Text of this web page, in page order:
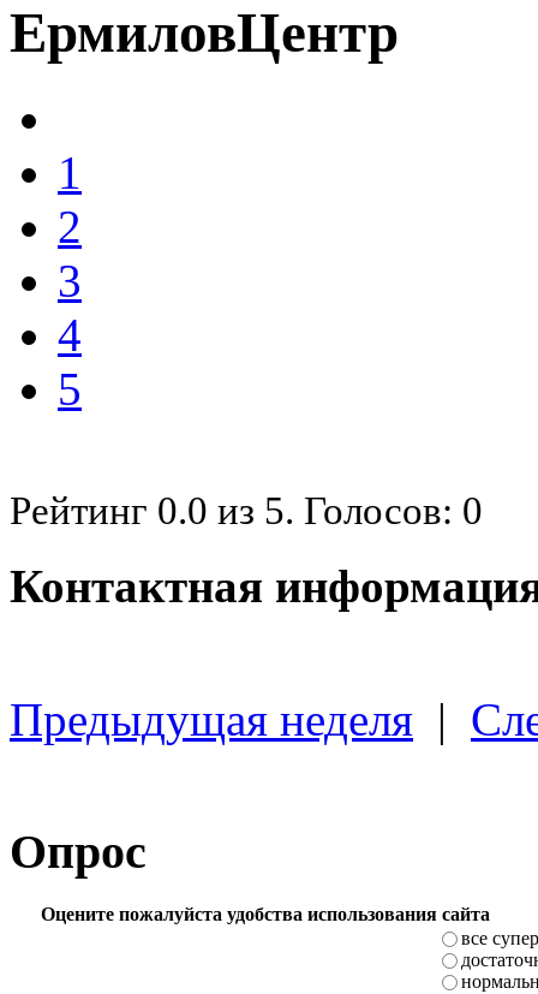
ЕрмиловЦентр
1
2
3
4
5
Рейтинг 0.0 из 5. Голосов: 0
Контактная
Предыдущая неделя |
Опрос
Оцените пожалуйста удобства использования сайта
все супер